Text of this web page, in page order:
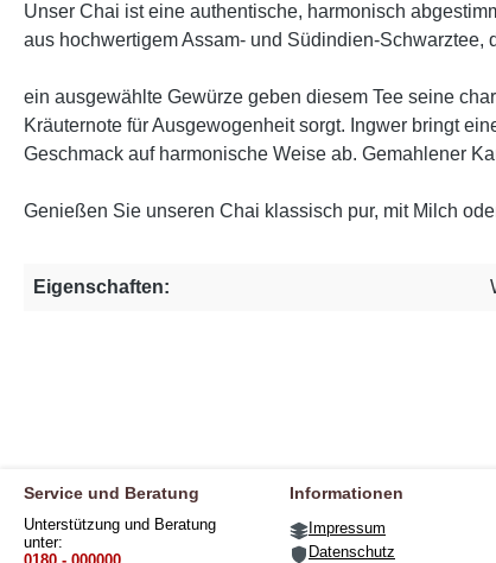
Unser Chai ist eine authentische, harmonisch
aus hochwertigem Assam- und Südindien-
ein ausgewählte Gewürze geben diesem Tee seine
Kräuternote für Ausgewogenheit sorgt. Ingwer bringt
Geschmack auf harmonische Weise ab. Gemahlener
Genießen Sie unseren Chai klassisch pur, mit Milch
Eigenschaften:
Service und Beratung
Unterstützung und Beratung
unter:
Informationen
Impressum
Datenschutz